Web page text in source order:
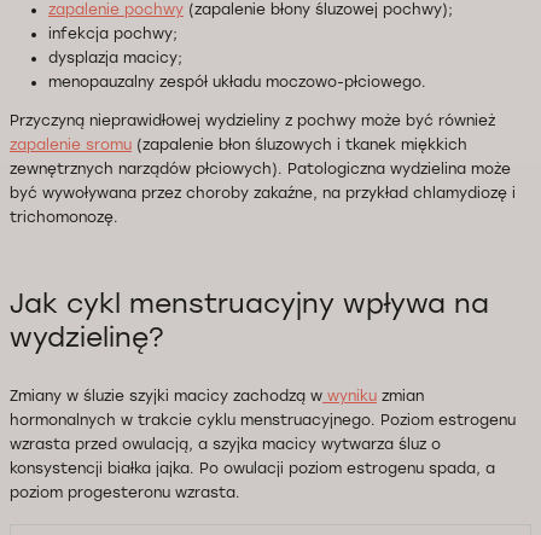
zapalenie pochwy (zapalenie błony śluzowej pochwy);
infekcja pochwy;
dysplazja macicy;
menopauzalny zespół układu moczowo-płciowego.
Przyczyną nieprawidłowej wydzieliny z pochwy może być również
zapalenie sromu (zapalenie błon śluzowych i tkanek miękkich
zewnętrznych narządów płciowych). Patologiczna wydzielina może
być wywoływana przez choroby zakaźne, na przykład chlamydiozę i
trichomonozę.
Jak cykl menstruacyjny wpływa na
wydzielinę?
Zmiany w śluzie szyjki macicy zachodzą w wyniku zmian
hormonalnych w trakcie cyklu menstruacyjnego. Poziom estrogenu
wzrasta przed owulacją, a szyjka macicy wytwarza śluz o
konsystencji białka jajka. Po owulacji poziom estrogenu spada, a
poziom progesteronu wzrasta.